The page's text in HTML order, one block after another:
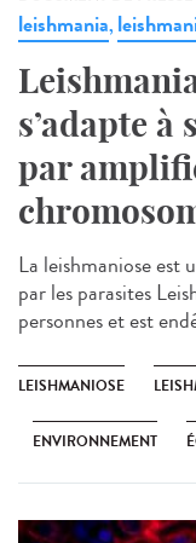
leishmania,
s’adapte
par
La leishmaniose est
par les parasites
personnes et est
LEISHMANIOSE
ENVIRONNEMENT